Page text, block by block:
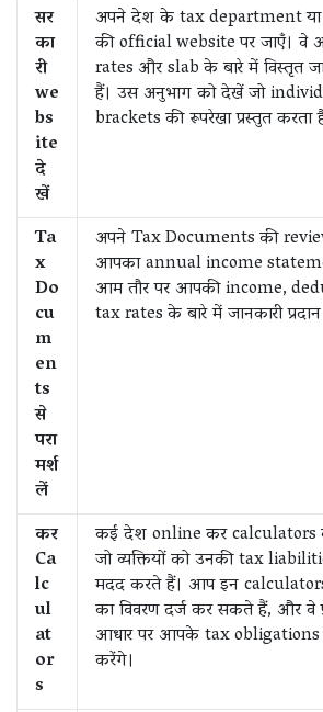
सर
का
री
we
bs
ite
दे
खें
अपने देश के tax department
की official website पर जाएँ। वे
rates और slab के बारे में विस्तृत
हैं। उस अनुभाग को देखें जो
brackets की रूपरेखा प्रस्तुत करता
Ta
x
Do
cu
m
en
ts
से
परा
मर्श
लें
अपने Tax Documents की
आपका annual income
आम तौर पर आपकी income,
tax rates के बारे में जानकारी
कर
Ca
lc
ul
at
or
s
कई देश online कर
जो व्यक्तियों को उनकी tax
मदद करते हैं। आप इन
का विवरण दर्ज कर सकते हैं, और वे
आधार पर आपके tax obligations
करेंगे।